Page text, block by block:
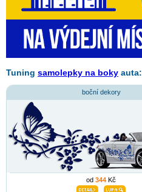
Tuning samolepky na boky auta:
boční dekory
od 344 Kč